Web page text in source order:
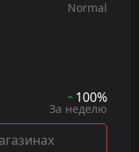
Normal
100%
За неделю